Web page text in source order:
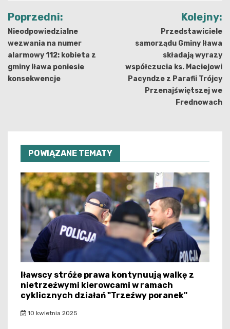
Nawigacja
wpisu
Poprzedni:
Nieodpowiedzialne
wezwania na numer
alarmowy 112: kobieta z
gminy Iława poniesie
konsekwencje
Kolejny:
Przedstawiciele
samorządu Gminy Iława
składają wyrazy
współczucia ks. Maciejowi
Pacyndze z Parafii Trójcy
Przenajświętszej we
Frednowach
POWIĄZANE TEMATY
Iławscy stróże prawa kontynuują walkę z
nietrzeźwymi kierowcami w ramach
cyklicznych działań "Trzeźwy poranek"
10 kwietnia 2025